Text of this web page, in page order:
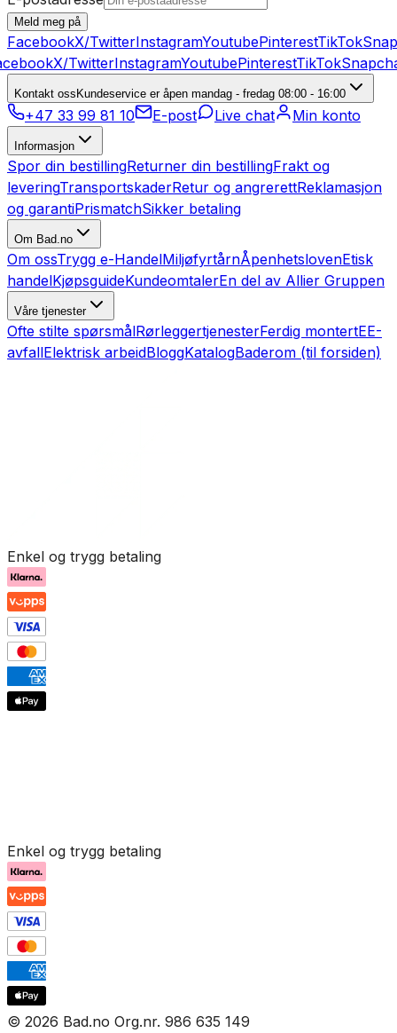
Meld meg på
FacebookX/TwitterInstagramYoutubePinterestTikTok
X/TwitterInstagramYoutubePinterestTikTok
Kontakt oss Kundeservice er åpen mandag - fredag 08:00 - 16:00
+47 33 99 81 10 E-post Live chat Min konto
Informasjon
Spor din bestillingReturner din bestillingFrakt og
leveringTransportskaderRetur og angrerettReklamasjon
og garantiPrismatchSikker betaling
Om Bad.no
Om ossTrygg e-HandelMiljøfyrtårnÅpenhetslovenEtisk
handelKjøpsguideKundeomtalerEn del av Allier Gruppen
Våre tjenester
Ofte stilte spørsmålRørleggertjenesterFerdig montertEE-
avfallElektrisk arbeidBloggKatalogBaderom (til forsiden)
Enkel og trygg betaling
Enkel og trygg betaling
© 2026 Bad.no Org.nr. 986 635 149